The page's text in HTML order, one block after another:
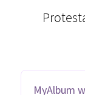
MyAlbum